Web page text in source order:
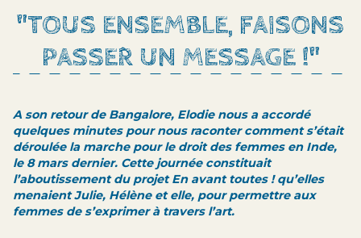
"TOUS ENSEMBLE, FAISONS
PASSER UN MESSAGE !"
A son retour de Bangalore, Elodie nous a accordé
quelques minutes pour nous raconter comment s’était
déroulée la marche pour le droit des femmes en Inde,
le 8 mars dernier. Cette journée constituait
l’aboutissement du projet En avant toutes ! qu’elles
menaient Julie, Hélène et elle, pour permettre aux
femmes de s’exprimer à travers l’art.